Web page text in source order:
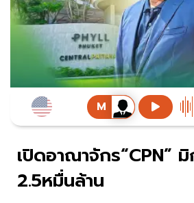
เปิดอาณาจักร“CPN”
2.5หมื่นล้าน